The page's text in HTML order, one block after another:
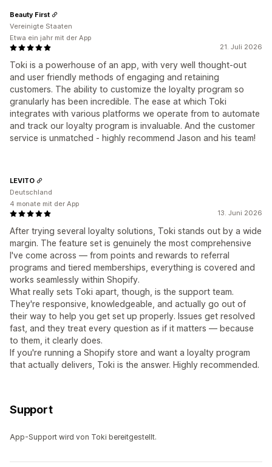
21. Juli 2026
Toki is a powerhouse of an app, with very well thought-out
and user friendly methods of engaging and retaining
customers. The ability to customize the loyalty program so
granularly has been incredible. The ease at which Toki
integrates with various platforms we operate from to automate
and track our loyalty program is invaluable. And the customer
service is unmatched - highly recommend Jason and his team!
Beauty First
Vereinigte Staaten
Etwa ein jahr mit der App
13. Juni 2026
After trying several loyalty solutions, Toki stands out by a wide
margin. The feature set is genuinely the most comprehensive
I've come across — from points and rewards to referral
programs and tiered memberships, everything is covered and
works seamlessly within Shopify.
What really sets Toki apart, though, is the support team.
They're responsive, knowledgeable, and actually go out of
their way to help you get set up properly. Issues get resolved
fast, and they treat every question as if it matters — because
to them, it clearly does.
If you're running a Shopify store and want a loyalty program
that actually delivers, Toki is the answer. Highly recommended.
LEVITO
Deutschland
4 monate mit der App
Support
App-Support wird von Toki bereitgestellt.